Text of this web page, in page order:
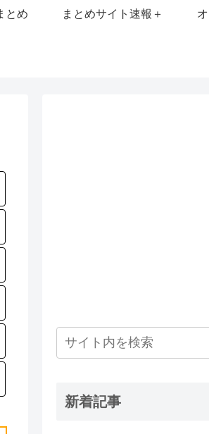
とめ まとめサイト速報＋
新着記事